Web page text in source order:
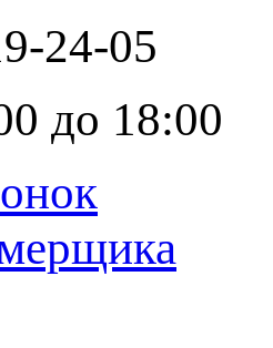
24-05
до 18:00